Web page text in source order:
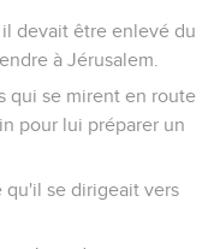
devait être enlevé du
à Jérusalem.
qui se mirent en route
pour lui préparer un
qu'il se dirigeait vers